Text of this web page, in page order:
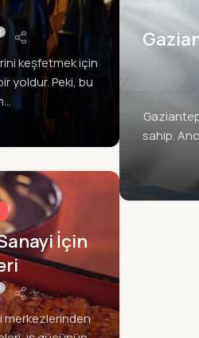
keşfetmek için
yoldur. Peki, bu
sahip.
İçin
merkezlerinden